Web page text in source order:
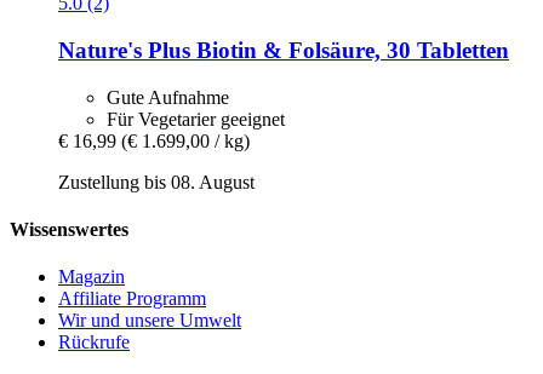
Nature's Plus Biotin & Folsäure, 30 Tabletten
Gute Aufnahme
Für Vegetarier geeignet
€ 16,99 (€ 1.699,00 / kg)
Zustellung bis 08. August
Wissenswertes
Magazin
Affiliate Programm
Wir und unsere Umwelt
Rückrufe